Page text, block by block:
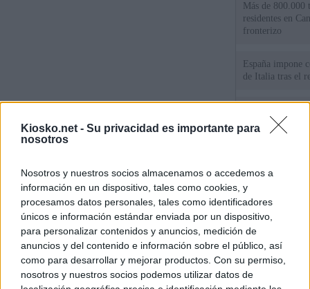
Kiosko.net - Su privacidad es importante para
nosotros
Nosotros y nuestros socios almacenamos o accedemos a
información en un dispositivo, tales como cookies, y
procesamos datos personales, tales como identificadores
únicos e información estándar enviada por un dispositivo,
para personalizar contenidos y anuncios, medición de
anuncios y del contenido e información sobre el público, así
como para desarrollar y mejorar productos. Con su permiso,
nosotros y nuestros socios podemos utilizar datos de
Más de 800.000
residentes en
fronterizo
España impone
de Italia tras el
España por la
Privacidad y Cookies